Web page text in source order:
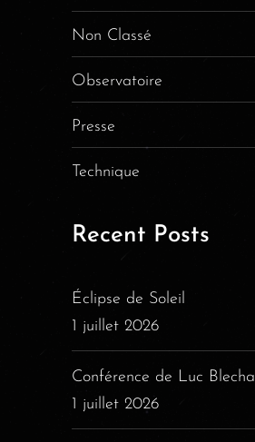
Non Classé
Observatoire
Presse
Technique
Recent Posts
Éclipse de Soleil
1 juillet 2026
Conférence de Luc Blecha
1 juillet 2026